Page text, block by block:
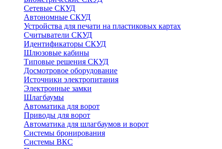
Сетевые СКУД
Автономные СКУД
Устройства для печати на пластиковых картах
Считыватели СКУД
Идентификаторы СКУД
Шлюзовые кабины
Типовые решения СКУД
Досмотровое оборудование
Источники электропитания
Электронные замки
Шлагбаумы
Автоматика для ворот
Приводы для ворот
Автоматика для шлагбаумов и ворот
Системы бронирования
Системы ВКС